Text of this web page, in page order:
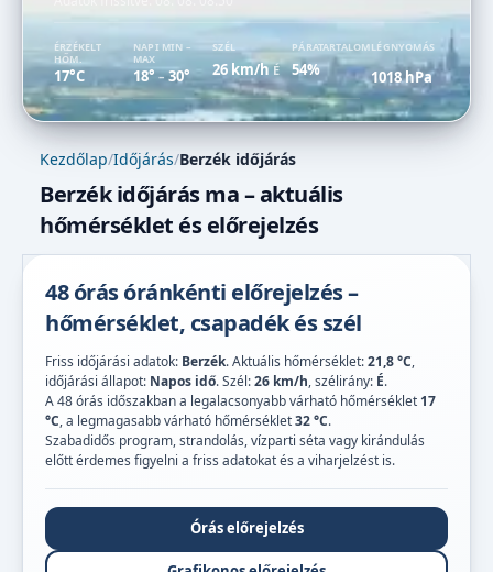
ÉRZÉKELT
HŐM.
17°C
NAPI MIN –
MAX
18° –30°
SZÉL
26 km/hÉ
PÁRATARTALOM
54%
LÉGNYOMÁS
1018 hPa
Kezdőlap/Időjárás/Berzék időjárás
Berzék időjárás ma – aktuális
hőmérséklet és előrejelzés
48 órás óránkénti előrejelzés –
hőmérséklet, csapadék és szél
Friss időjárási adatok: Berzék. Aktuális hőmérséklet:21,8 °C,
időjárási állapot: Napos idő. Szél:26 km/h, szélirány: É.
A 48 órás időszakban a legalacsonyabb várható hőmérséklet 17
°C, a legmagasabb várható hőmérséklet32 °C.
Szabadidős program, strandolás, vízparti séta vagy kirándulás
előtt érdemes figyelni a friss adatokat és a viharjelzést is.
Órás előrejelzés